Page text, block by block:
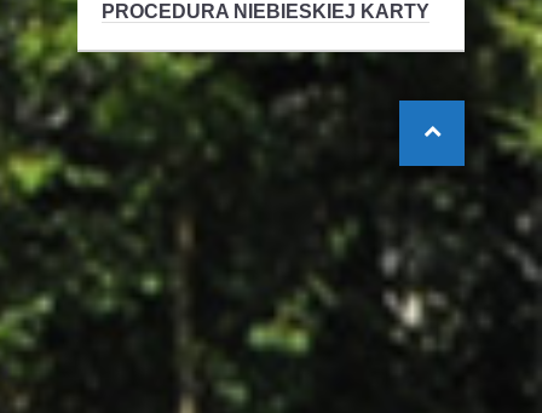
PROCEDURA NIEBIESKIEJ KARTY